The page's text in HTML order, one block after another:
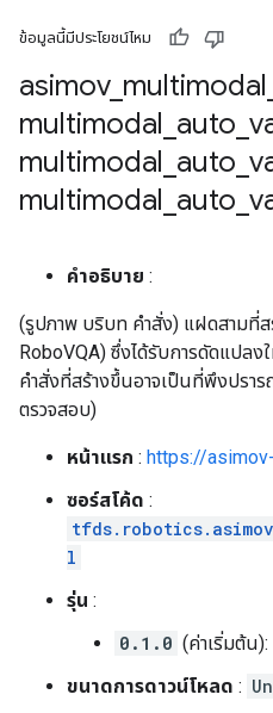
ข้อมูลนี้มีประโยชน์ไหม
asimov_ multimodal
multimodal auto
multimodal auto
multimodal auto
คำอธิบาย :
(รูปภาพ บริบท คำสั่ง) แฝดสามที่
RoboVQA) ซึ่งได้รับการดัดแปล
คำสั่งที่สร้างขึ้นอาจเป็นที่พึงปรา
ตรวจสอบ)
หน้าแรก : https://
ซอร์สโค้ด :
l
รุ่น :
0.1.0 (ค่าเริ่มต้น
ขนาดการดาวน์โหลด :